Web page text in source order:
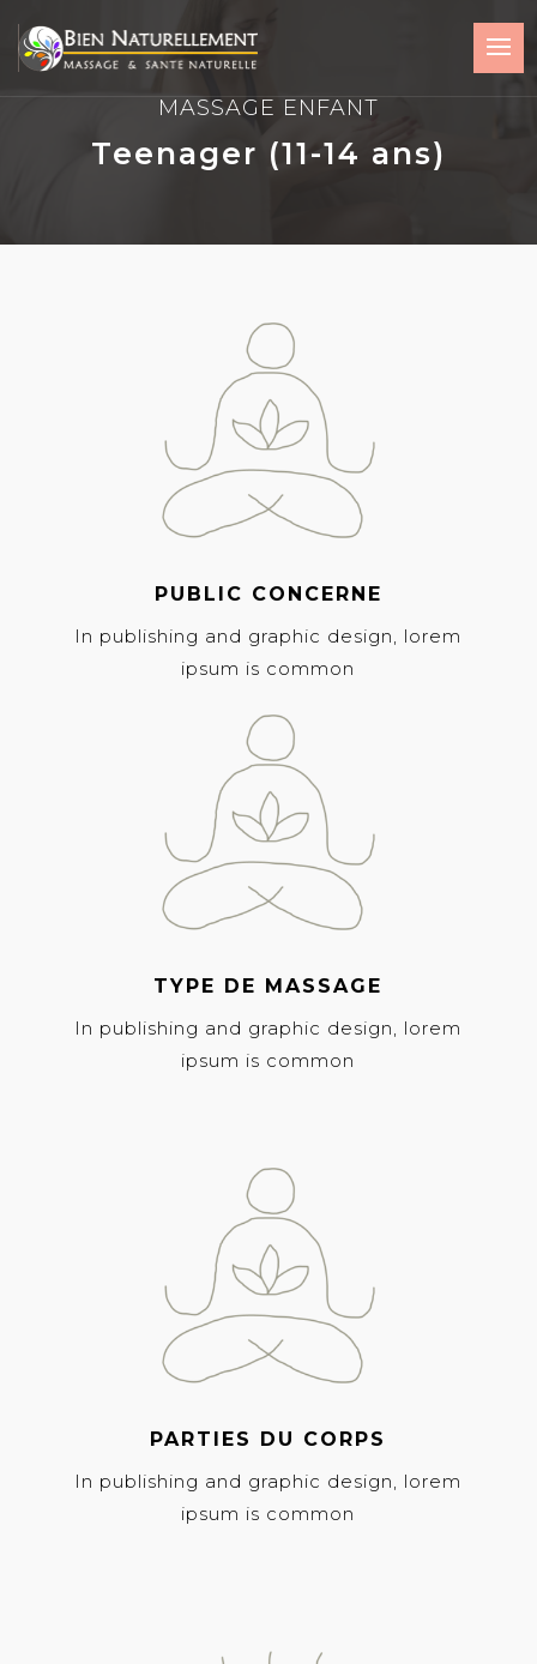
MASSAGE ENFANT
Teenager (11-14 ans)
PUBLIC CONCERNE
In publishing and graphic design, lorem
ipsum is common
TYPE DE MASSAGE
In publishing and graphic design, lorem
ipsum is common
PARTIES DU CORPS
In publishing and graphic design, lorem
ipsum is common